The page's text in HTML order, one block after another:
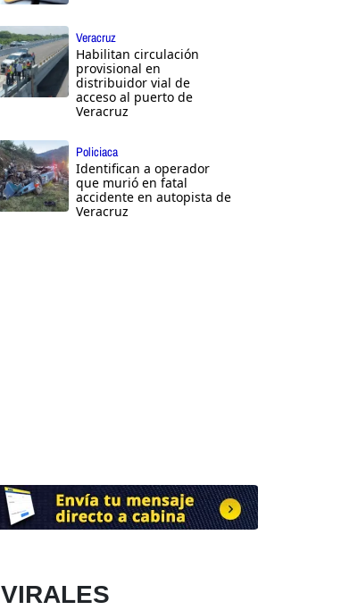
Veracruz
Habilitan circulación
provisional en
distribuidor vial de
acceso al puerto de
Veracruz
Policiaca
Identifican a operador
que murió en fatal
accidente en autopista de
Veracruz
VIRALES